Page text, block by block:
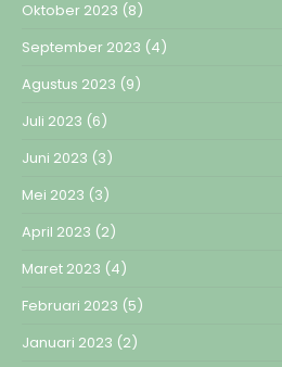
Oktober 2023 (8)
September 2023 (4)
Agustus 2023 (9)
Juli 2023 (6)
Juni 2023 (3)
Mei 2023 (3)
April 2023 (2)
Maret 2023 (4)
Februari 2023 (5)
Januari 2023 (2)